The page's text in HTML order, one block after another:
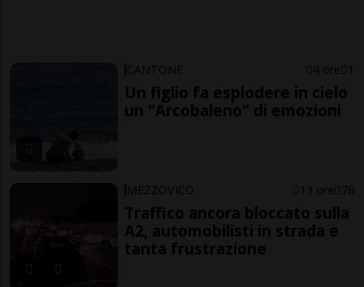
CANTONE 4 ore 1
Un figlio fa esplodere in cielo
un "Arcobaleno" di emozioni
MEZZOVICO 13 ore 78
Traffico ancora bloccato sulla
A2, automobilisti in strada e
tanta frustrazione